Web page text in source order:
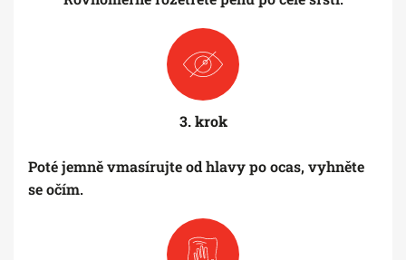
3. krok
Poté jemně vmasírujte od hlavy po ocas, vyhněte
se očím.